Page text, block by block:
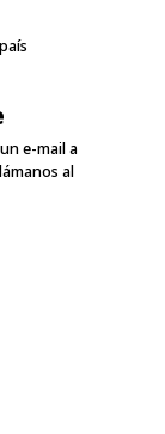
e-mail a
al